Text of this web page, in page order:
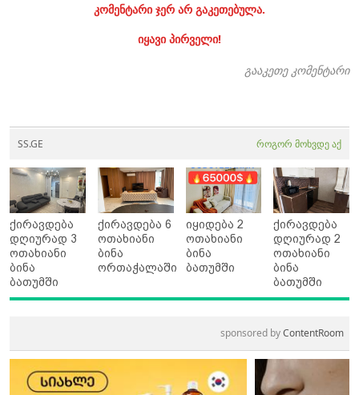
კომენტარი ჯერ არ გაკეთებულა.
იყავი პირველი!
გააკეთე კომენტარი
SS.GE როგორ მოხვდე აქ
ქირავდება
დღიურად 3
ოთახიანი
ბინა
ბათუმში
ქირავდება 6
ოთახიანი
ბინა
ორთაჭალაში
იყიდება 2
ოთახიანი
ბინა
ბათუმში
ქირავდება
დღიურად 2
ოთახიანი
ბინა
ბათუმში
sponsored byContentRoom